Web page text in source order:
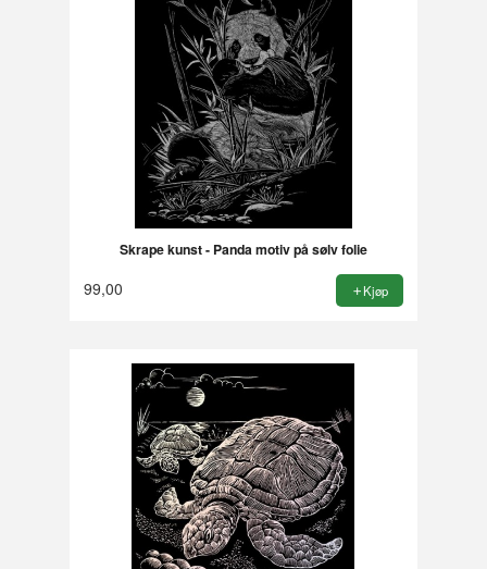
Skrape kunst - Panda motiv på sølv folie
99,00 Kjøp